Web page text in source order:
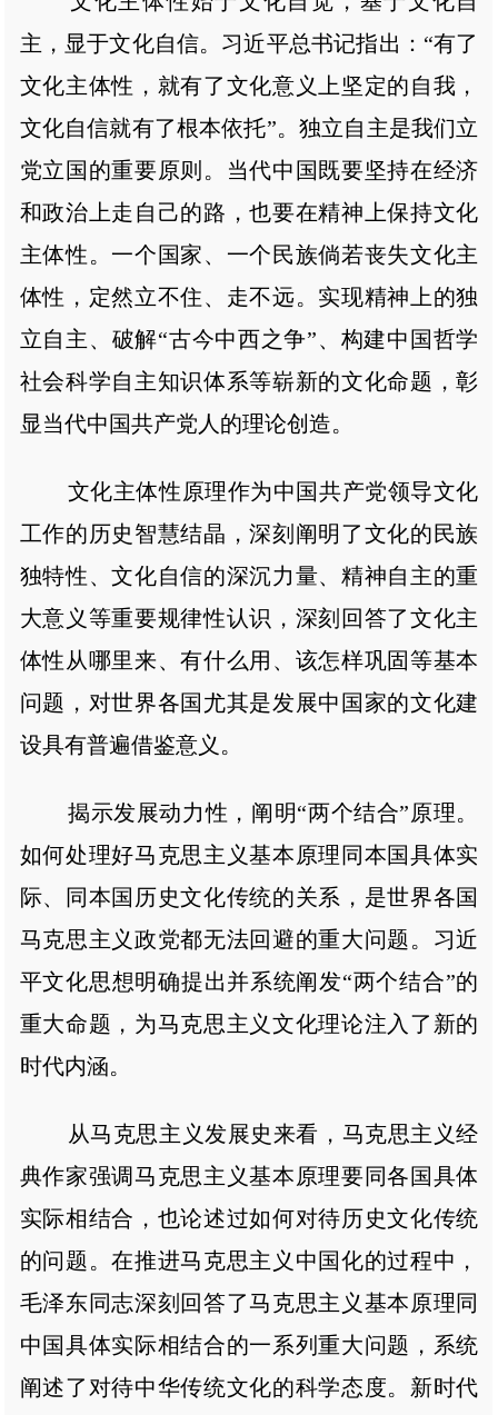
主，显于文化自信。习近平总书记指出：“有了
文化主体性，就有了文化意义上坚定的自我，
文化自信就有了根本依托”。独立自主是我们立
党立国的重要原则。当代中国既要坚持在经济
和政治上走自己的路，也要在精神上保持文化
主体性。一个国家、一个民族倘若丧失文化主
体性，定然立不住、走不远。实现精神上的独
立自主、破解“古今中西之争”、构建中国哲学
社会科学自主知识体系等崭新的文化命题，彰
显当代中国共产党人的理论创造。
文化主体性原理作为中国共产党领导文化
工作的历史智慧结晶，深刻阐明了文化的民族
独特性、文化自信的深沉力量、精神自主的重
大意义等重要规律性认识，深刻回答了文化主
体性从哪里来、有什么用、该怎样巩固等基本
问题，对世界各国尤其是发展中国家的文化建
设具有普遍借鉴意义。
揭示发展动力性，阐明“两个结合”原理。
如何处理好马克思主义基本原理同本国具体实
际、同本国历史文化传统的关系，是世界各国
马克思主义政党都无法回避的重大问题。习近
平文化思想明确提出并系统阐发“两个结合”的
重大命题，为马克思主义文化理论注入了新的
时代内涵。
从马克思主义发展史来看，马克思主义经
典作家强调马克思主义基本原理要同各国具体
实际相结合，也论述过如何对待历史文化传统
的问题。在推进马克思主义中国化的过程中，
毛泽东同志深刻回答了马克思主义基本原理同
中国具体实际相结合的一系列重大问题，系统
阐述了对待中华传统文化的科学态度。新时代